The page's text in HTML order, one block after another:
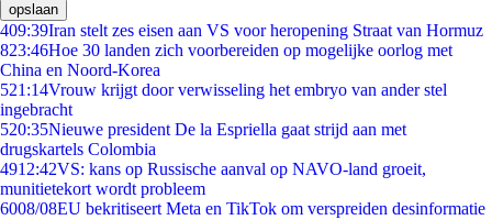
opslaan
409:39Iran stelt zes eisen aan VS voor heropening Straat van Hormuz
823:46Hoe 30 landen zich voorbereiden op mogelijke oorlog met
China en Noord-Korea
521:14Vrouw krijgt door verwisseling het embryo van ander stel
ingebracht
520:35Nieuwe president De la Espriella gaat strijd aan met
drugskartels Colombia
4912:42VS: kans op Russische aanval op NAVO-land groeit,
munitietekort wordt probleem
6008/08EU bekritiseert Meta en TikTok om verspreiden desinformatie